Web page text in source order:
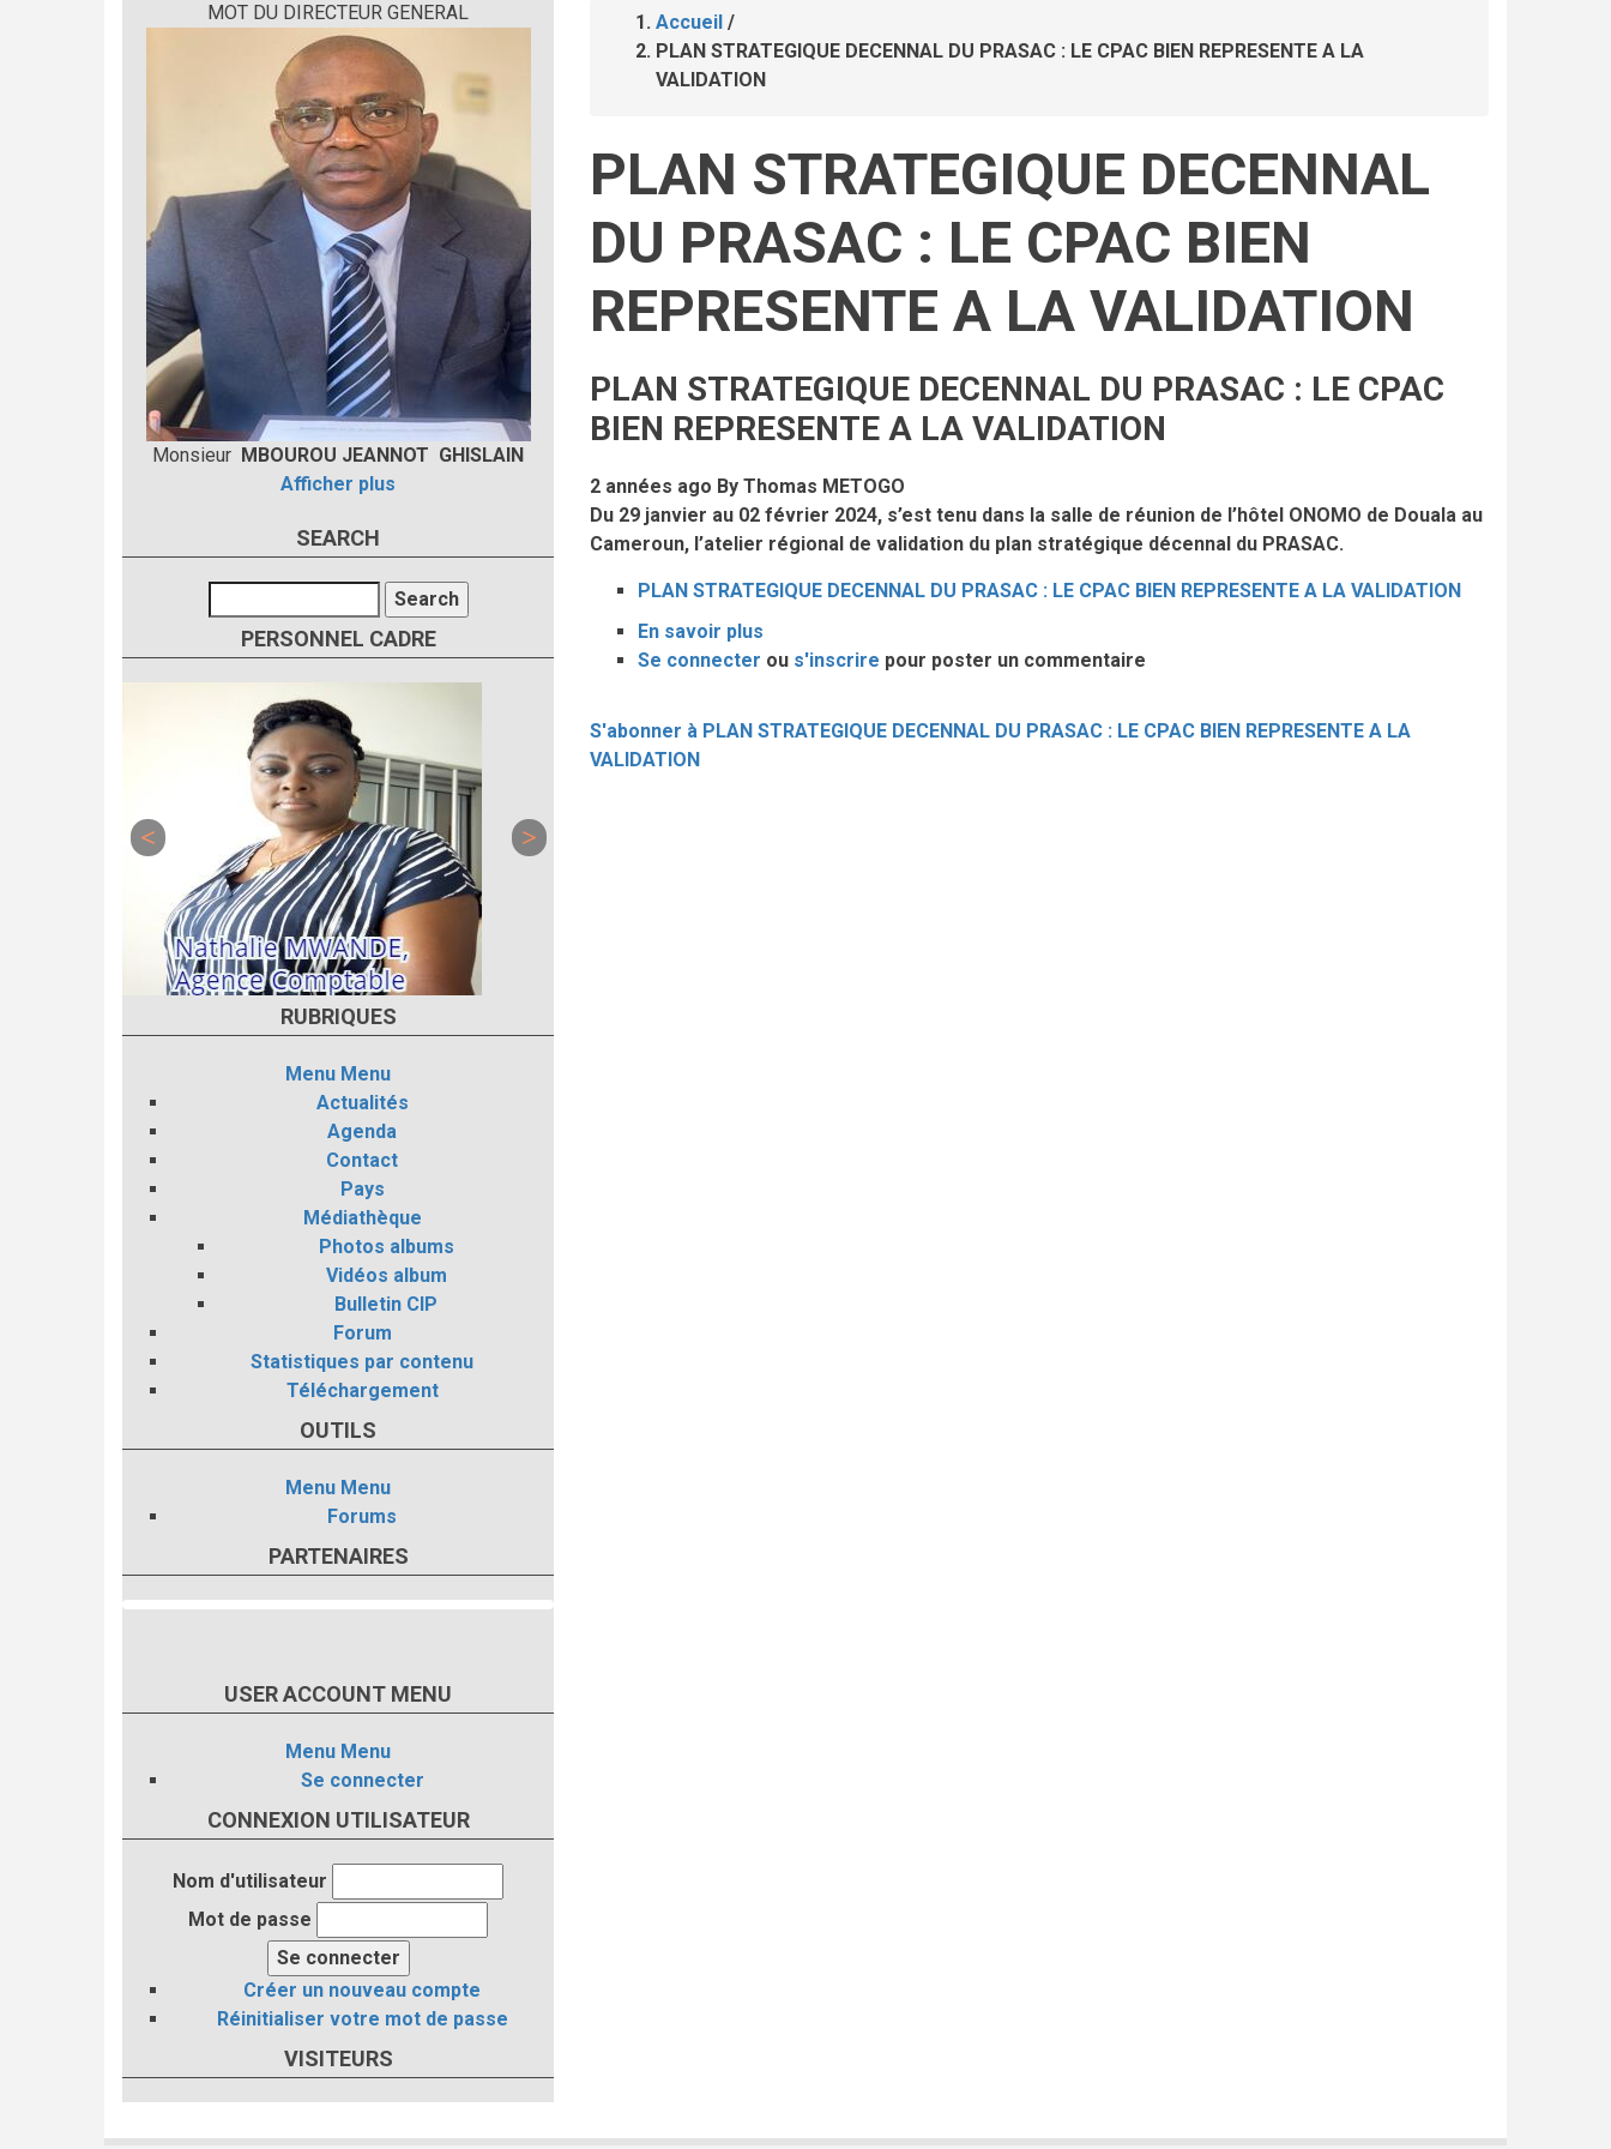
MOT DU DIRECTEUR GENERAL
Monsieur MBOUROU JEANNOT GHISLAIN
Afficher plus
SEARCH
PERSONNEL CADRE
RUBRIQUES
Menu Menu
Actualités
Agenda
Contact
Pays
Médiathèque
Photos albums
Vidéos album
Bulletin CIP
Forum
Statistiques par contenu
Téléchargement
OUTILS
Menu Menu
Forums
PARTENAIRES
USER ACCOUNT MENU
Menu Menu
Se connecter
CONNEXION UTILISATEUR
Nom d'utilisateur
Mot de passe
Créer un nouveau compte
Réinitialiser votre mot de passe
VISITEURS
Fil
d'Ariane
Accueil /
PLAN STRATEGIQUE DECENNAL DU PRASAC : LE CPAC BIEN REPRESENTE A LA
VALIDATION
PLAN STRATEGIQUE DECENNAL
DU PRASAC : LE CPAC BIEN
REPRESENTE A LA VALIDATION
PLAN STRATEGIQUE DECENNAL DU PRASAC : LE CPAC
BIEN REPRESENTE A LA VALIDATION
2 années ago By Thomas METOGO
Du 29 janvier au 02 février 2024, s’est tenu dans la salle de réunion de l’hôtel ONOMO de Douala au
Cameroun, l’atelier régional de validation du plan stratégique décennal du PRASAC.
PLAN STRATEGIQUE DECENNAL DU PRASAC : LE CPAC BIEN REPRESENTE A LA VALIDATION
En savoir plus
PLAN
DECENNAL
Se connecter ou s'inscrire pour poster un commentaire
S'abonner à PLAN STRATEGIQUE DECENNAL DU PRASAC : LE CPAC BIEN REPRESENTE A LA
VALIDATION